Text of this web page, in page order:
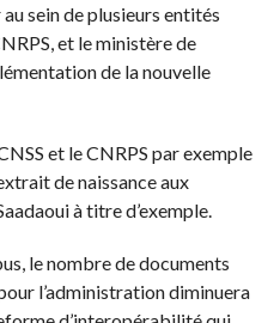
sein de plusieurs entités
et le ministère de
de la nouvelle
et le CNRPS par exemple
de naissance aux
à titre d’exemple.
le nombre de documents
l’administration diminuera